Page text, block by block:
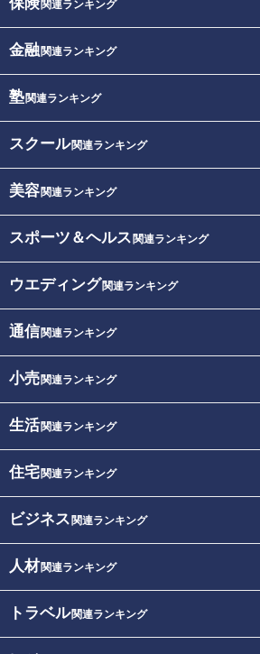
関連ランキング
金融関連ランキング
塾関連ランキング
スクール関連ランキング
美容関連ランキング
スポーツ＆ヘルス 関連ランキング
ウエディング関連ランキング
通信関連ランキング
小売関連ランキング
生活関連ランキング
住宅関連ランキング
ビジネス 関連ランキング
人材関連ランキング
トラベル関連ランキング